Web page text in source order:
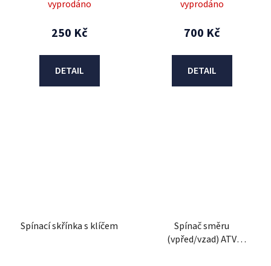
vyprodáno
250 Kč
DETAIL
vyprodáno
700 Kč
DETAIL
Spínací skřínka s klíčem
Spínač směru
(vpřed/vzad) ATV